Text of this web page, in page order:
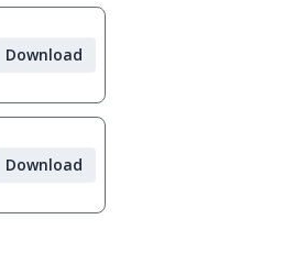
Download
Download